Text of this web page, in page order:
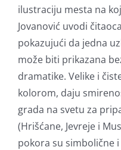
ilustraciju mesta na
Jovanović uvodi
pokazujući da jedna
može biti prikazana
dramatike. Velike i
kolorom, daju
grada na svetu za
(Hrišćane, Jevreje i
pokora su simbolične